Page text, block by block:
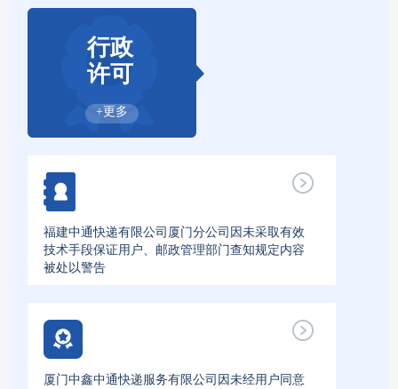
行政
许可
+更多
福建中通快递有限公司厦门分公司因未采取有效
技术手段保证用户、邮政管理部门查知规定内容
被处以警告
厦门中鑫中通快递服务有限公司因未经用户同意